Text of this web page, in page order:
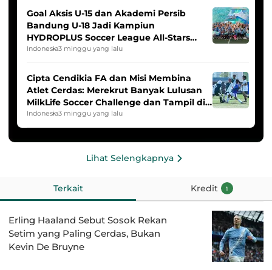
Goal Aksis U-15 dan Akademi Persib
Bandung U-18 Jadi Kampiun
HYDROPLUS Soccer League All-Stars
2025/2026
Indonesia3 minggu yang lalu
Cipta Cendikia FA dan Misi Membina
Atlet Cerdas: Merekrut Banyak Lulusan
MilkLife Soccer Challenge dan Tampil di
HYDROPLUS Soccer League
Indonesia3 minggu yang lalu
Lihat Selengkapnya
Terkait Kredit 1
Erling Haaland Sebut Sosok Rekan
Setim yang Paling Cerdas, Bukan
Kevin De Bruyne